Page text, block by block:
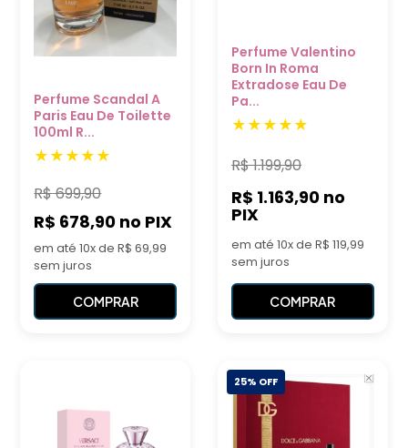
Perfume Scandal A
Paris Eau De Toilette
100ml R...
R$699,90
R$ 678,90 no PIX
em até 10x de R$ 69,99
sem juros
COMPRAR
Perfume Valentino
Born In Roma
Extradose Eau De
Pa...
R$1.199,90
R$ 1.163,90 no
PIX
em até 10x de R$ 119,99
sem juros
COMPRAR
25% OFF